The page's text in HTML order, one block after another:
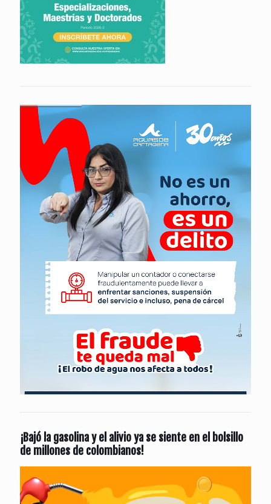
¡Bajó la gasolina y el alivio ya se siente en el bolsillo
de millones de colombianos!
de